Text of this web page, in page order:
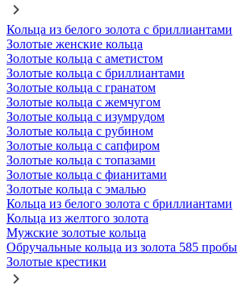
Кольца из белого золота с бриллиантами
Золотые женские кольца
Золотые кольца с аметистом
Золотые кольца с бриллиантами
Золотые кольца с гранатом
Золотые кольца с жемчугом
Золотые кольца с изумрудом
Золотые кольца с рубином
Золотые кольца с сапфиром
Золотые кольца с топазами
Золотые кольца с фианитами
Золотые кольца с эмалью
Кольца из белого золота с бриллиантами
Кольца из желтого золота
Мужские золотые кольца
Обручальные кольца из золота 585 пробы
Золотые крестики